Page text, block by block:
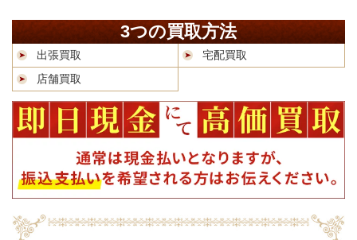
3つの買取方法
出張買取
宅配買取
店舗買取